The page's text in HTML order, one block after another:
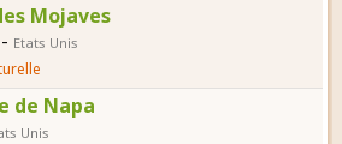
Mojaves
- Etats Unis
de Napa
Unis